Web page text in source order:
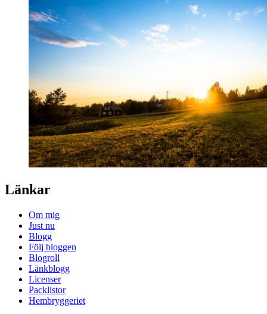
Länkar
Om mig
Just nu
Blogg
Följ bloggen
Blogroll
Länkblogg
Licenser
Packlistor
Hembryggeriet